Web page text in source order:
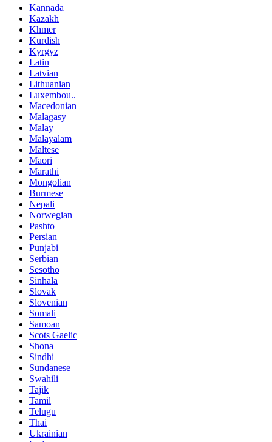
Kannada
Kazakh
Khmer
Kurdish
Kyrgyz
Latin
Latvian
Lithuanian
Luxembou..
Macedonian
Malagasy
Malay
Malayalam
Maltese
Maori
Marathi
Mongolian
Burmese
Nepali
Norwegian
Pashto
Persian
Punjabi
Serbian
Sesotho
Sinhala
Slovak
Slovenian
Somali
Samoan
Scots Gaelic
Shona
Sindhi
Sundanese
Swahili
Tajik
Tamil
Telugu
Thai
Ukrainian